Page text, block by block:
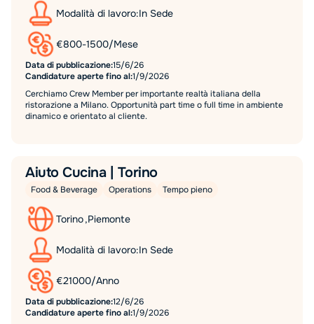
Modalità di lavoro:In Sede
€800-1500/Mese
Data di pubblicazione:15/6/26
Candidature aperte fino al:1/9/2026
Cerchiamo Crew Member per importante realtà italiana della
ristorazione a Milano. Opportunità part time o full time in ambiente
dinamico e orientato al cliente.
Aiuto Cucina | Torino
Food & Beverage Operations Tempo pieno
Torino,Piemonte
Modalità di lavoro:In Sede
€21000/Anno
Data di pubblicazione:12/6/26
Candidature aperte fino al:1/9/2026